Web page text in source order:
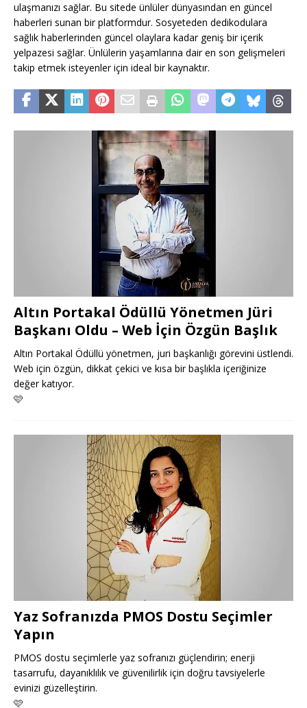
ulaşmanızı sağlar. Bu sitede ünlüler dünyasından en güncel
haberleri sunan bir platformdur. Sosyeteden dedikodulara
sağlık haberlerinden güncel olaylara kadar geniş bir içerik
yelpazesi sağlar. Ünlülerin yaşamlarına dair en son gelişmeleri
takip etmek isteyenler için ideal bir kaynaktır.
Altın Portakal Ödüllü Yönetmen Jüri
Başkanı Oldu – Web İçin Özgün Başlık
Altın Portakal Ödüllü yönetmen, juri başkanlığı görevini üstlendi.
Web için özgün, dikkat çekici ve kısa bir başlıkla içeriğinize
değer katıyor.
🩷
Yaz Sofranızda PMOS Dostu Seçimler
Yapın
PMOS dostu seçimlerle yaz sofranızı güçlendirin; enerji
tasarrufu, dayanıklılık ve güvenilirlik için doğru tavsiyelerle
evinizi güzelleştirin.
🩷